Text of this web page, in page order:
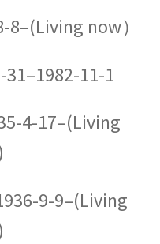
理学者
】
サイド_
8–(Living now）
31–1982-11-1
4-17–(Living
9-9–(Living